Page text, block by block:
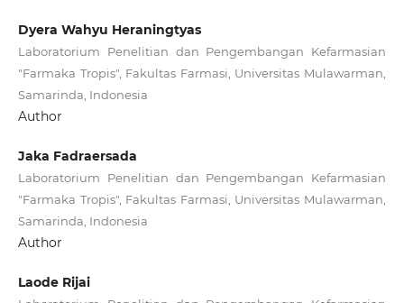
Dyera Wahyu Heraningtyas
Laboratorium Penelitian dan Pengembangan Kefarmasian
"Farmaka Tropis", Fakultas Farmasi, Universitas Mulawarman,
Samarinda, Indonesia
Author
Jaka Fadraersada
Laboratorium Penelitian dan Pengembangan Kefarmasian
"Farmaka Tropis", Fakultas Farmasi, Universitas Mulawarman,
Samarinda, Indonesia
Author
Laode Rijai